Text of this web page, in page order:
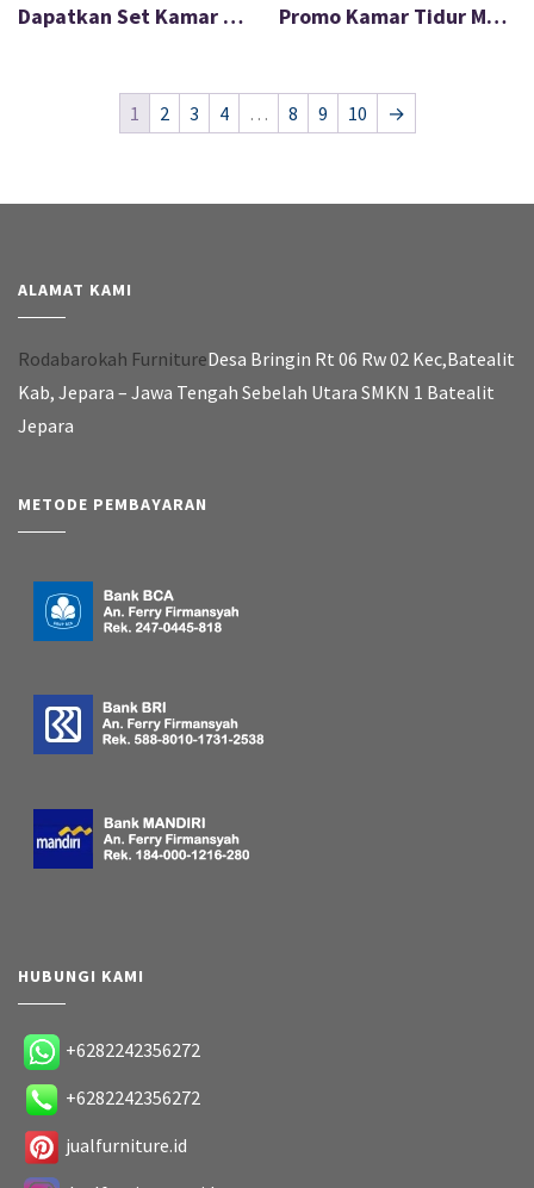
Dapatkan Set Kamar Tidur Mewah Harga Terbaik FS-545 Promo Kamar Tidur Mewah Desain Eksklusif Terbatas FS-536
1 2 3 4 … 8 9 10 →
ALAMAT KAMI
Rodabarokah FurnitureDesa Bringin Rt 06 Rw 02 Kec,Batealit
Kab, Jepara – Jawa Tengah Sebelah Utara SMKN 1 Batealit
Jepara
METODE PEMBAYARAN
HUBUNGI KAMI
+6282242356272
+6282242356272
jualfurniture.id